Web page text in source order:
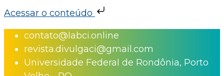
Acessar o conteúdo
Skip
content
contato@labci.online
revista.divulgaci@gmail.com
Universidade Federal de Rondônia, Porto